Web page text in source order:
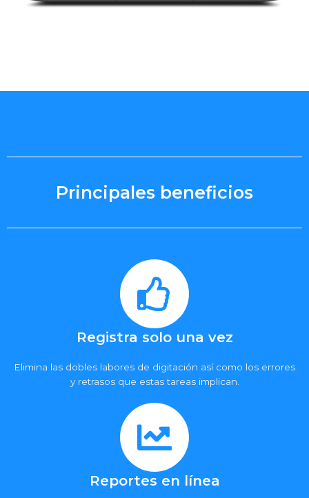
Principales beneficios
Registra solo una vez
Elimina las dobles labores de digitación así como los errores
y retrasos que estas tareas implican.
Reportes en línea